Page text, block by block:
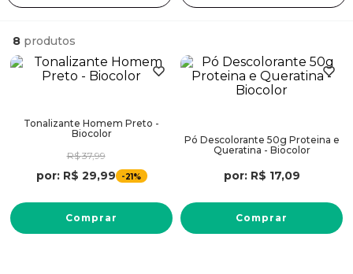
8 produtos
Tonalizante Homem Preto -
Biocolor
R$ 37,99
por: R$ 29,99 -21%
Comprar
Pó Descolorante 50g Proteina e
Queratina - Biocolor
por: R$ 17,09
Comprar